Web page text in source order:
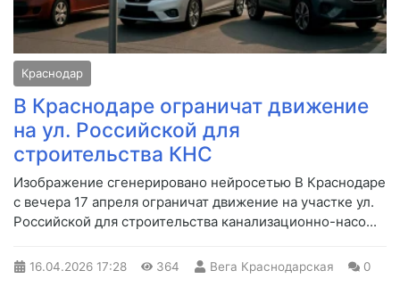
Краснодар
В Краснодаре ограничат движение
на ул. Российской для
строительства КНС
Изображение сгенерировано нейросетью В Краснодаре
с вечера 17 апреля ограничат движение на участке ул.
Российской для строительства канализационно-насо...
16.04.2026 17:28 364 Вега Краснодарская 0